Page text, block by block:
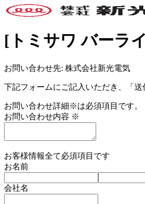
[トミサワ バーラ
お問い合わせ先: 株式会社新光電気
下記フォームにご記入いただき、「送
お問い合わせ詳細※は必須項目です。
お問い合わせ内容 ※
お客様情報全て必須項目です
お名前
会社名